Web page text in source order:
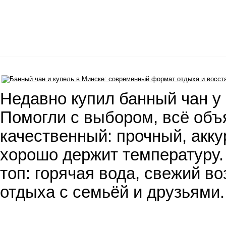
Недавно купил банный чан
Помогли с выбором, всё
качественный: прочный,
хорошо держит
топ: горячая вода, свежий
отдыха с семьёй и